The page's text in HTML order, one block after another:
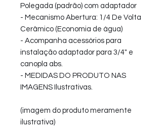
Polegada (padrão) com adaptador
- Mecanismo Abertura: 1/4 De Volta
Cerâmico (Economia de água)
- Acompanha acessórios para
instalação adaptador para 3/4" e
canopla abs.
- MEDIDAS DO PRODUTO NAS
IMAGENS Ilustrativas.
(imagem do produto meramente
ilustrativa)